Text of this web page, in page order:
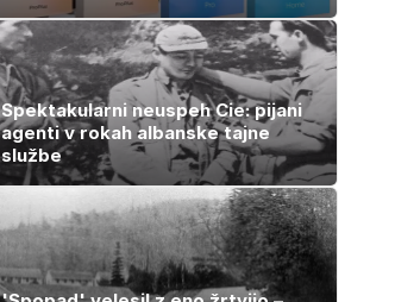
Spektakularni neuspeh Cie: pijani
agenti v rokah albanske tajne
službe